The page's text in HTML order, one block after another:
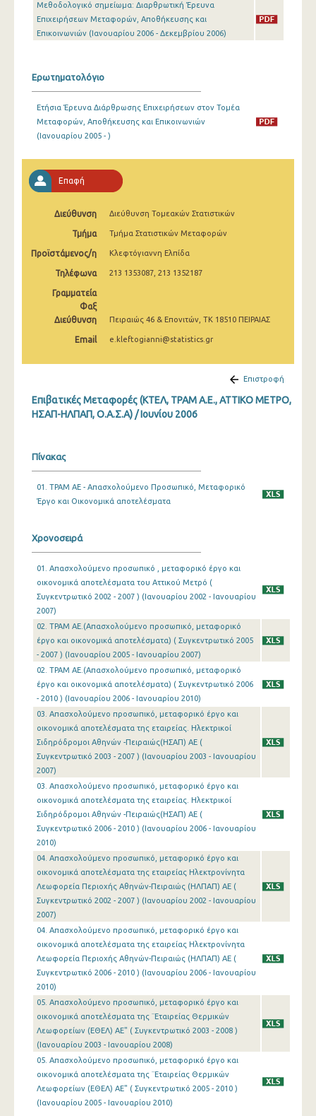
Μεθοδολογικό σημείωμα: Διαρθρωτική Έρευνα
Επιχειρήσεων Μεταφορών, Αποθήκευσης και
Επικοινωνιών (Ιανουαρίου 2006 - Δεκεμβρίου 2006)
Ερωτηματολόγιο
Ετήσια Έρευνα Διάρθρωσης Επιχειρήσεων στον Τομέα
Μεταφορών, Αποθήκευσης και Επικοινωνιών
(Ιανουαρίου 2005 - )
Επαφή
Διεύθυνση Διεύθυνση Τομεακών Στατιστικών
Τμήμα Τμήμα Στατιστικών Μεταφορών
Προϊστάμενος/η Κλεφτόγιαννη Ελπίδα
Τηλέφωνα 213 1353087, 213 1352187
Γραμματεία
Φαξ
Διεύθυνση
Πειραιώς 46 & Επονιτών, ΤΚ 18510 ΠΕΙΡΑΙΑΣ
Email e.kleftogianni@statistics.gr
Επιστροφή
Επιβατικές Μεταφορές (ΚΤΕΛ, ΤΡΑΜ Α.Ε., ΑΤΤΙΚΟ ΜΕΤΡΟ,
ΗΣΑΠ-ΗΛΠΑΠ, Ο.Α.Σ.Α) / Ιουνίου 2006
Πίνακας
01. ΤΡΑΜ ΑΕ - Απασχολούμενο Προσωπικό, Μεταφορικό
Έργο και Οικονομικά αποτελέσματα
Χρονοσειρά
01. Απασχολούμενο προσωπικό , μεταφορικό έργο και
οικονομικά αποτελέσματα του Αττικού Μετρό (
Συγκεντρωτικό 2002 - 2007 ) (Ιανουαρίου 2002 - Ιανουαρίου
2007)
02. ΤΡΑΜ ΑΕ.(Απασχολούμενο προσωπικό, μεταφορικό
έργο και οικονομικά αποτελέσματα) ( Συγκεντρωτικό 2005
- 2007 ) (Ιανουαρίου 2005 - Ιανουαρίου 2007)
02. ΤΡΑΜ ΑΕ.(Απασχολούμενο προσωπικό, μεταφορικό
έργο και οικονομικά αποτελέσματα) ( Συγκεντρωτικό 2006
- 2010 ) (Ιανουαρίου 2006 - Ιανουαρίου 2010)
03. Απασχολούμενο προσωπικό, μεταφορικό έργο και
οικονομικά αποτελέσματα της εταιρείας. Ηλεκτρικοί
Σιδηρόδρομοι Αθηνών -Πειραιώς(ΗΣΑΠ) ΑΕ (
Συγκεντρωτικό 2003 - 2007 ) (Ιανουαρίου 2003 - Ιανουαρίου
2007)
03. Απασχολούμενο προσωπικό, μεταφορικό έργο και
οικονομικά αποτελέσματα της εταιρείας. Ηλεκτρικοί
Σιδηρόδρομοι Αθηνών -Πειραιώς(ΗΣΑΠ) ΑΕ (
Συγκεντρωτικό 2006 - 2010 ) (Ιανουαρίου 2006 - Ιανουαρίου
2010)
04. Απασχολούμενο προσωπικό, μεταφορικό έργο και
οικονομικά αποτελέσματα της εταιρείας Ηλεκτρονίνητα
Λεωφορεία Περιοχής Αθηνών-Πειραιώς (ΗΛΠΑΠ) ΑΕ (
Συγκεντρωτικό 2002 - 2007 ) (Ιανουαρίου 2002 - Ιανουαρίου
2007)
04. Απασχολούμενο προσωπικό, μεταφορικό έργο και
οικονομικά αποτελέσματα της εταιρείας Ηλεκτρονίνητα
Λεωφορεία Περιοχής Αθηνών-Πειραιώς (ΗΛΠΑΠ) ΑΕ (
Συγκεντρωτικό 2006 - 2010 ) (Ιανουαρίου 2006 - Ιανουαρίου
2010)
05. Απασχολούμενο προσωπικό, μεταφορικό έργο και
οικονομικά αποτελέσματα της ¨Εταιρείας Θερμικών
Λεωφορείων (ΕΘΕΛ) ΑΕ" ( Συγκεντρωτικό 2003 - 2008 )
(Ιανουαρίου 2003 - Ιανουαρίου 2008)
05. Απασχολούμενο προσωπικό, μεταφορικό έργο και
οικονομικά αποτελέσματα της ¨Εταιρείας Θερμικών
Λεωφορείων (ΕΘΕΛ) ΑΕ" ( Συγκεντρωτικό 2005 - 2010 )
(Ιανουαρίου 2005 - Ιανουαρίου 2010)